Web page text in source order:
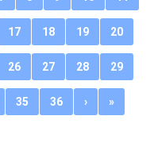
17 18 19 20
26 27 28 29
35 36 › »